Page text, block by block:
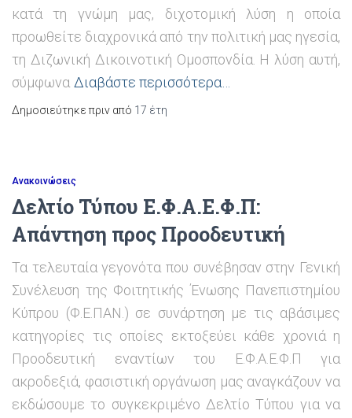
κατά τη γνώμη μας, διχοτομική λύση η οποία
προωθείτε διαχρονικά από την πολιτική μας ηγεσία,
τη Διζωνική Δικοινοτική Ομοσπονδία. Η λύση αυτή,
σύμφωνα Διαβάστε περισσότερα…
Δημοσιεύτηκε πριν από 17 έτη
Ανακοινώσεις
Δελτίο Τύπου Ε.Φ.Α.Ε.Φ.Π:
Απάντηση προς Προοδευτική
Τα τελευταία γεγονότα που συνέβησαν στην Γενική
Συνέλευση της Φοιτητικής Ένωσης Πανεπιστημίου
Κύπρου (Φ.Ε.ΠΑΝ.) σε συνάρτηση με τις αβάσιμες
κατηγορίες τις οποίες εκτοξεύει κάθε χρονιά η
Προοδευτική εναντίων του Ε.Φ.Α.Ε.Φ.Π για
ακροδεξιά, φασιστική οργάνωση μας αναγκάζουν να
εκδώσουμε το συγκεκριμένο Δελτίο Τύπου για να